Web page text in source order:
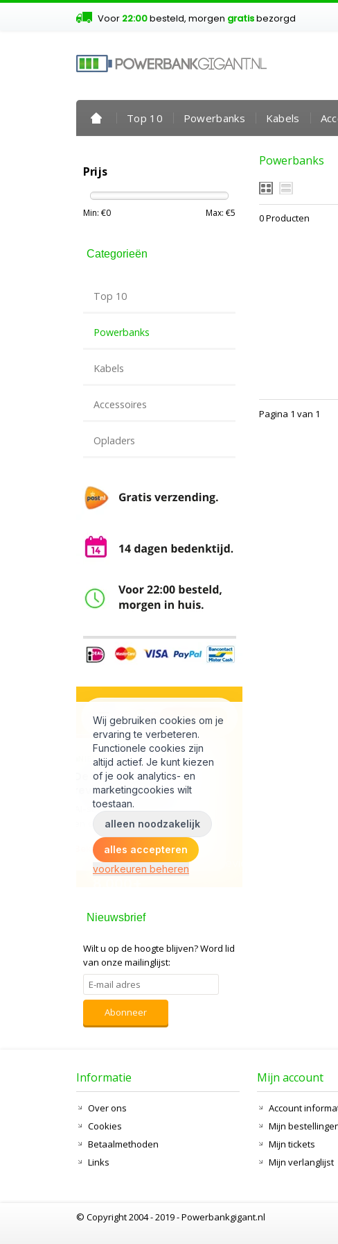
Voor 22:00besteld, morgen gratisbezorgd
Top 10 Powerbanks Kabels
Powerbanks
0 Producten
Pagina 1 van 1
Prijs
Min: €0 Max: €5
Categorieën
Top 10
Powerbanks
Kabels
Accessoires
Opladers
Nieuwsbrief
Wilt u op de hoogte blijven?Word lid
van onze mailinglijst:
Abonneer
Informatie
Over ons
Cookies
Betaalmethoden
Links
Mijn account
Account
Mijn
Mijn tickets
Mijn verlanglijst
© Copyright 2004 - 2019 - Powerbankgigant.nl